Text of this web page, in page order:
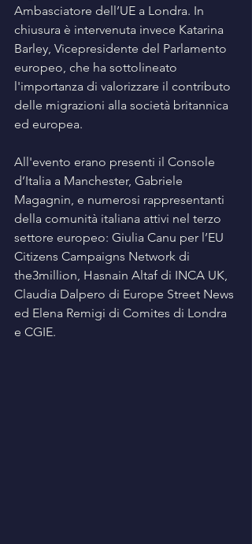
Ambasciatore dell’UE a Londra. In
chiusura è intervenuta invece Katarina
Barley, Vicepresidente del Parlamento
europeo, che ha sottolineato
l'importanza di valorizzare il contributo
delle migrazioni alla società britannica
ed europea.
All'evento erano presenti il Console
d’Italia a Manchester, Gabriele
Magagnin, e numerosi rappresentanti
della comunità italiana attivi nel terzo
settore europeo: Giulia Canu per l’EU
Citizens Campaigns Network di
the3million, Hasnain Altaf di INCA UK,
Claudia Dalpero di Europe Street News
ed Elena Remigi di Comites di Londra
e CGIE.